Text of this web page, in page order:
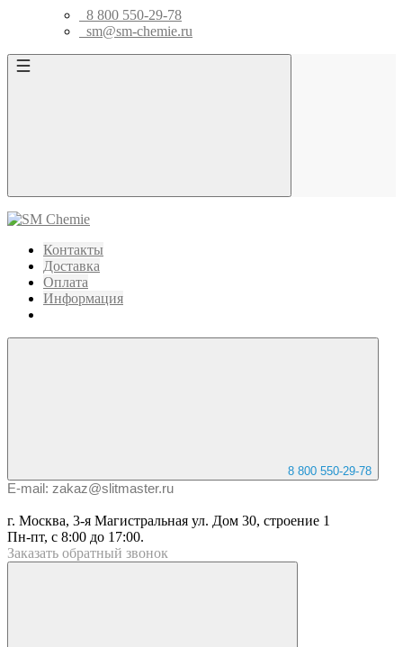
8 800 550-29-78
sm@sm-chemie.ru
Контакты
Доставка
Оплата
Информация
8 800 550-29-78
E-mail: zakaz@slitmaster.ru
г. Москва, 3-я Магистральная ул. Дом 30, строение 1
Пн-пт, с 8:00 до 17:00.
Заказать обратный звонок